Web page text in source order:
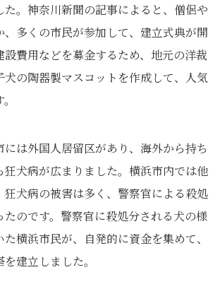
た。神奈川新聞の記事によると、僧侶や
多くの市民が参加して、建立式典が開
設費用などを募金するため、地元の洋裁
の陶器製マスコットを作成して、人気
には外国人居留区があり、海外から持ち
狂犬病が広まりました。横浜市内では他
狂犬病の被害は多く、警察官による殺処
のです。警察官に殺処分される犬の様
横浜市民が、自発的に資金を集めて、
建立しました。